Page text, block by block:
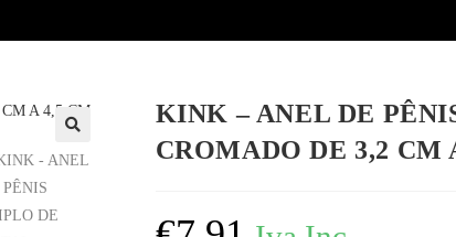
KINK – ANEL DE
CROMADO DE 3,2 CM